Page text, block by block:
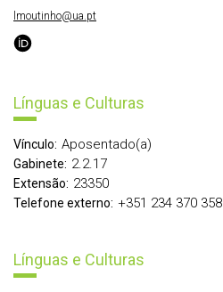
Línguas e Culturas
Vínculo: Aposentado(a)
Gabinete: 2.2.17
Extensão: 23350
Telefone externo: +351 234 370 358
Línguas e Culturas
lmoutinho@ua.pt